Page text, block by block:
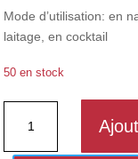
Mode d’utilisation: en
laitage, en cocktail
50 en stock
Coulis